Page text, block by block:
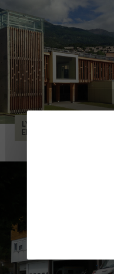
LYCÉE ALPES ET DURANCE
EMBRUN